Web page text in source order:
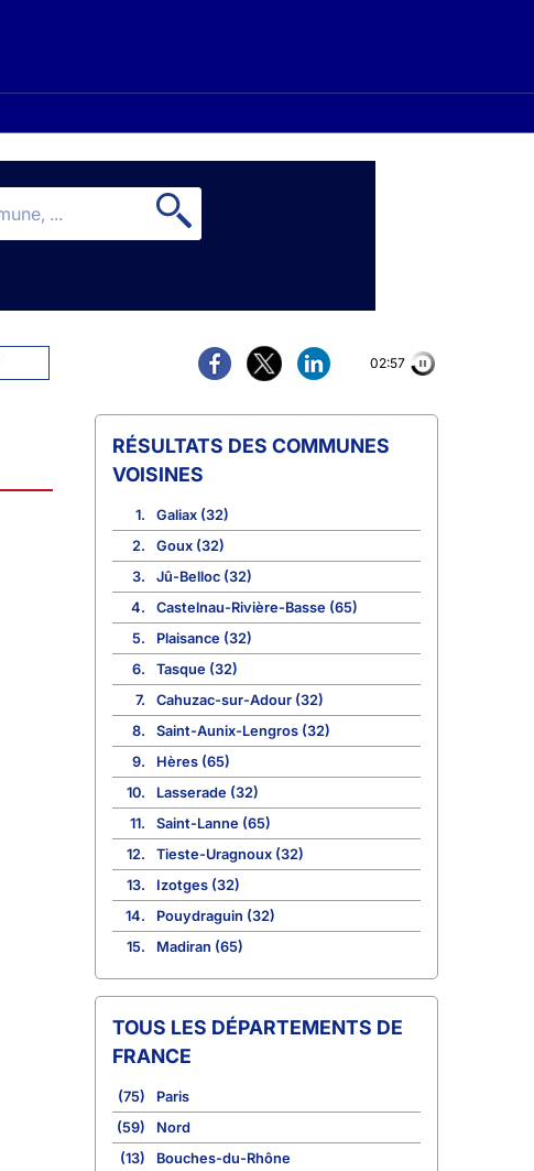
02:56
COMMUNES
VOISINES
1.
Galiax (32)
2.
Goux (32)
3.
Jû-Belloc (32)
4.
Castelnau-Rivière-Basse (65)
5.
Plaisance (32)
6.
Tasque (32)
7.
Cahuzac-sur-Adour (32)
8.
Saint-Aunix-Lengros (32)
9.
Hères (65)
10.
Lasserade (32)
11.
Saint-Lanne (65)
12.
Tieste-Uragnoux (32)
13.
Izotges (32)
14.
Pouydraguin (32)
15.
Madiran (65)
TOUS LES DÉPARTEMENTS DE
FRANCE
(75)
Paris
(59)
Nord
(13)
Bouches-du-Rhône